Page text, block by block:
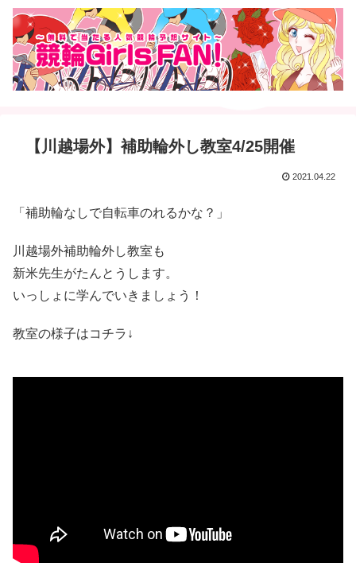
【川越場外】補助輪外し教室4/25開催
2021.04.22
「補助輪なしで自転車のれるかな？」
川越場外補助輪外し教室も
新米先生がたんとうします。
いっしょに学んでいきましょう！
教室の様子はコチラ↓